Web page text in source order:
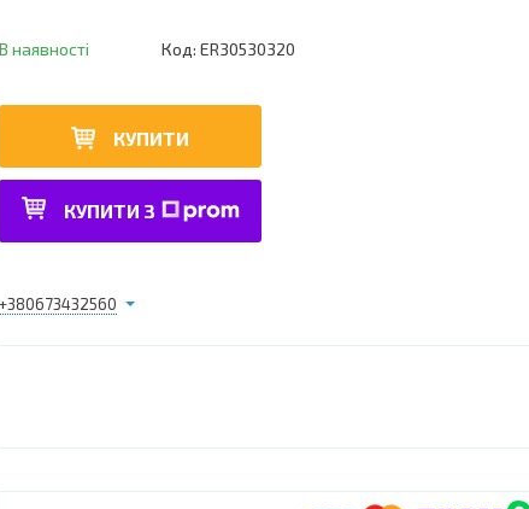
В наявності Код: ER30530320
КУПИТИ
КУПИТИ З
+380673432560